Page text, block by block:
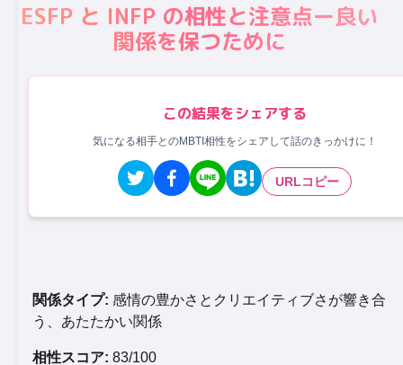
ESFP と INFP の相性と注意点ー良い
関係を保つために
この結果をシェアする
気になる相手とのMBTI相性をシェアして話のきっかけに！
URLコピー
関係タイプ: 感情の豊かさとクリエイティブさが響き合
う、あたたかい関係
相性スコア: 83/100